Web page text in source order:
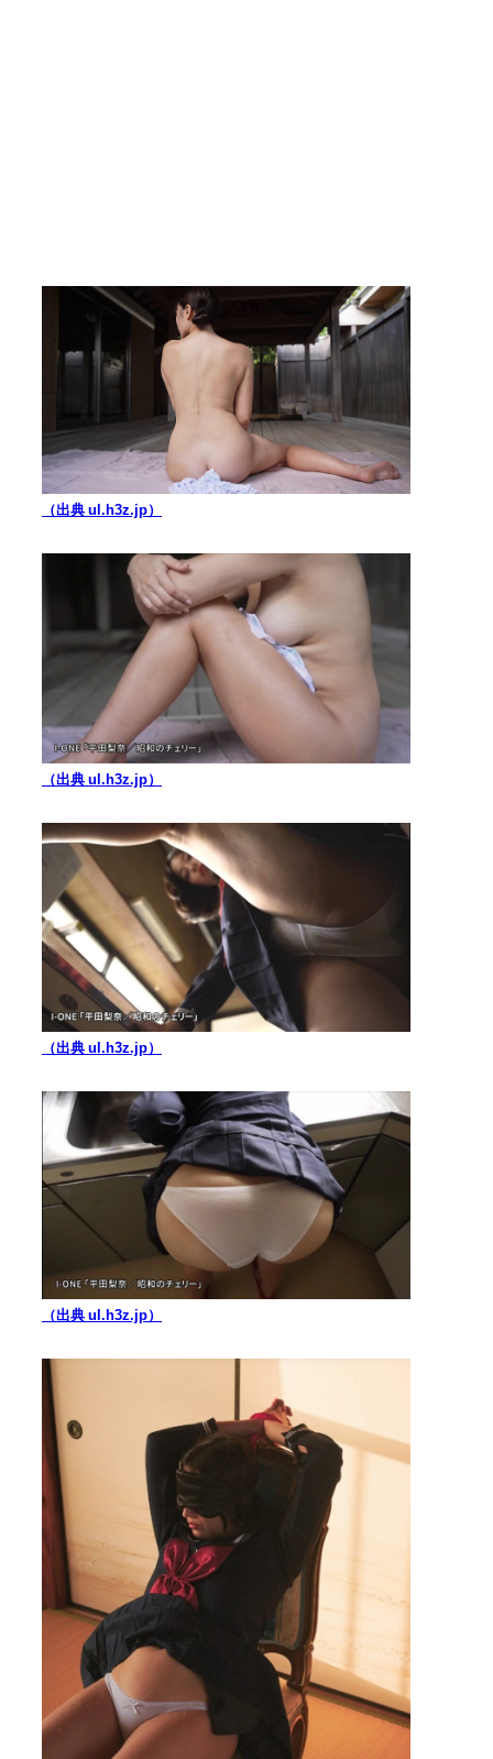
（出典 ul.h3z.jp）
（出典 ul.h3z.jp）
（出典 ul.h3z.jp）
（出典 ul.h3z.jp）